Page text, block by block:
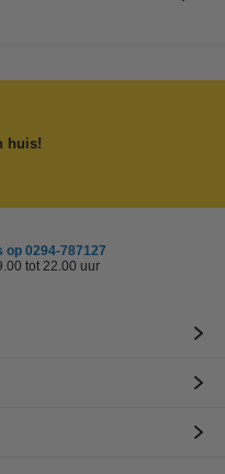
huis!
op 0294-787127
tot 22.00 uur